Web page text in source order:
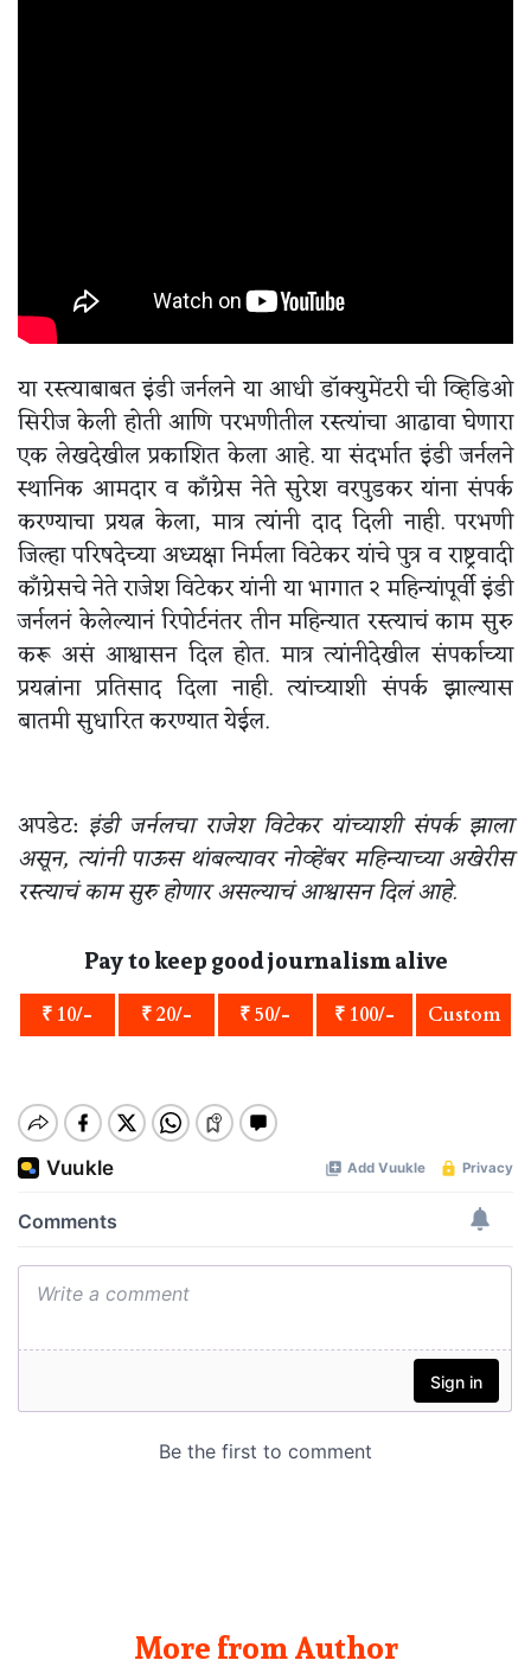
या रस्त्याबाबत इंडी जर्नलने या आधी डॉक्युमेंटरी ची व्हिडिओ
सिरीज केली होती आणि परभणीतील रस्त्यांचा आढावा घेणारा
एक लेखदेखील प्रकाशित केला आहे. या संदर्भात इंडी जर्नलने
स्थानिक आमदार व काँग्रेस नेते सुरेश वरपुडकर यांना संपर्क
करण्याचा प्रयत्न केला, मात्र त्यांनी दाद दिली नाही. परभणी
जिल्हा परिषदेच्या अध्यक्षा निर्मला विटेकर यांचे पुत्र व राष्ट्रवादी
काँग्रेसचे नेते राजेश विटेकर यांनी या भागात २ महिन्यांपूर्वी इंडी
जर्नलनं केलेल्यानं रिपोर्टनंतर तीन महिन्यात रस्त्याचं काम सुरु
करू असं आश्वासन दिल होत. मात्र त्यांनीदेखील संपर्काच्या
प्रयत्नांना प्रतिसाद दिला नाही. त्यांच्याशी संपर्क झाल्यास
बातमी सुधारित करण्यात येईल.
अपडेट: इंडी जर्नलचा राजेश विटेकर यांच्याशी संपर्क झाला
असून, त्यांनी पाऊस थांबल्यावर नोव्हेंबर महिन्याच्या अखेरीस
रस्त्याचं काम सुरु होणार असल्याचं आश्वासन दिलं आहे.
Pay to keep good journalism alive
₹ 10/- ₹ 20/- ₹ 50/- ₹ 100/- Custom
More from Author